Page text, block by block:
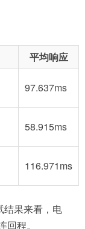
平均响应
97.637ms
58.915ms
116.971ms
结果来看，电
程。